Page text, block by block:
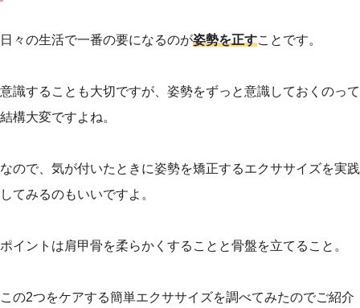
日々の生活で一番の要になるのが姿勢を正すことです。
意識することも大切ですが、姿勢をずっと意識しておくのって
結構大変ですよね。
なので、気が付いたときに姿勢を矯正するエクササイズを実践
してみるのもいいですよ。
ポイントは肩甲骨を柔らかくすることと骨盤を立てること。
この2つをケアする簡単エクササイズを調べてみたのでご紹介